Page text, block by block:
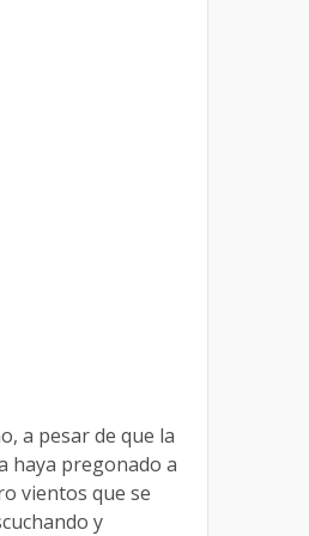
a pesar de que la
haya pregonado a
vientos que se
y